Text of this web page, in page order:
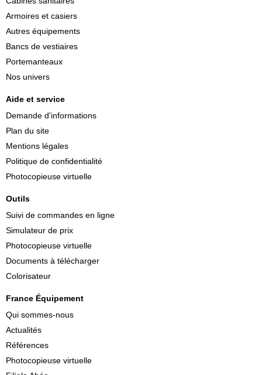
Armoires et casiers
Autres équipements
Bancs de vestiaires
Portemanteaux
Nos univers
Aide et service
Demande d'informations
Plan du site
Mentions légales
Politique de confidentialité
Photocopieuse virtuelle
Outils
Suivi de commandes en ligne
Simulateur de prix
Photocopieuse virtuelle
Documents à télécharger
Colorisateur
France Équipement
Qui sommes-nous
Actualités
Références
Photocopieuse virtuelle